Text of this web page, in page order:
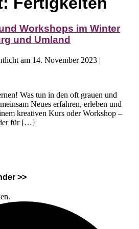
Workshops im Winter
und Umland
am 14. November 2023 |
Was tun in den oft grauen und
Neues erfahren, erleben und
kreativen Kurs oder Workshop –
für […]
>>